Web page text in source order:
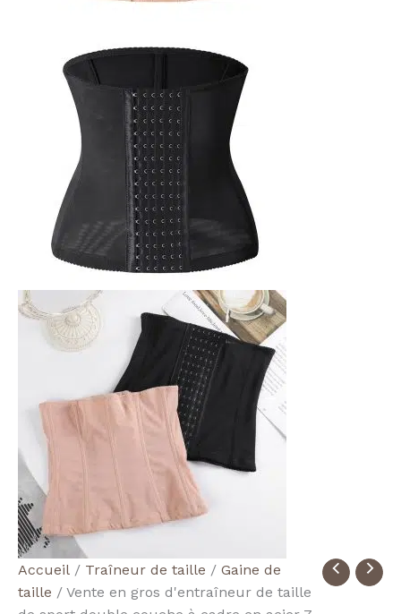
Accueil / Traîneur de taille / Gaine de
taille / Vente en gros d'entraîneur de taille
quantité
de